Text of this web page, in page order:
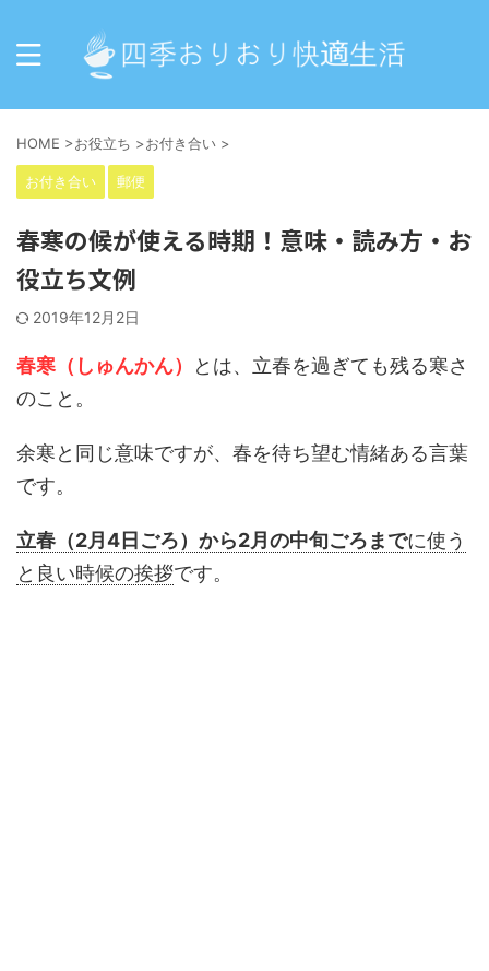
HOME >お役立ち >お付き合い >
お付き合い 郵便
春寒の候が使える時期！意味・読み方・お
役立ち文例
2019年12月2日
春寒（しゅんかん）
とは、立春を過ぎても残る寒さ
のこと。
余寒と同じ意味ですが、春を待ち望む情緒ある言葉
です。
立春（2月4日ごろ）から2月の中旬ごろまでに使う
と良い時候の挨拶です。